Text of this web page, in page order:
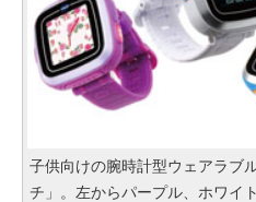
子供向けの腕時計型ウェアラブ
チ」。左からパープル、ホワイ